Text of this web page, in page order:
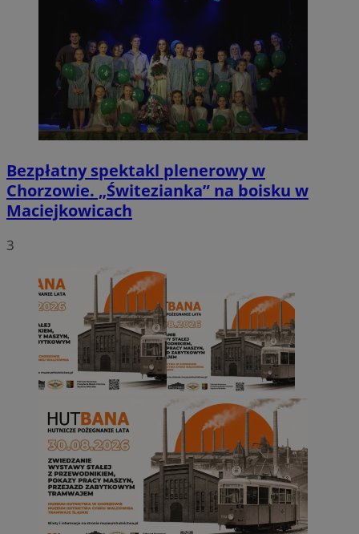
Bezpłatny spektakl plenerowy w
Chorzowie. „Świtezianka” na boisku w
Maciejkowicach
3